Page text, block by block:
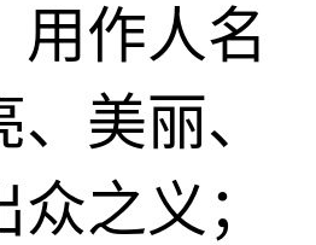
用作人名
美丽、
之义；